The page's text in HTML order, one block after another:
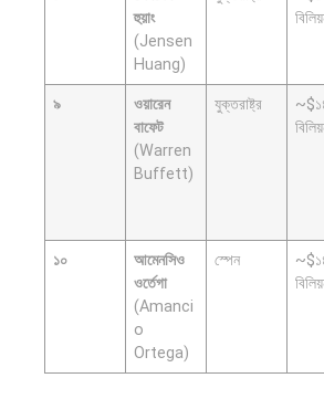
হুয়াং
(Jensen
Huang)
৯
ওয়ারেন
বাফেট
(Warren
Buffett)
যুক্তরাষ্ট্র
১০
আমেনসিও
ওর্তেগা
(Amanci
o
Ortega)
স্পেন